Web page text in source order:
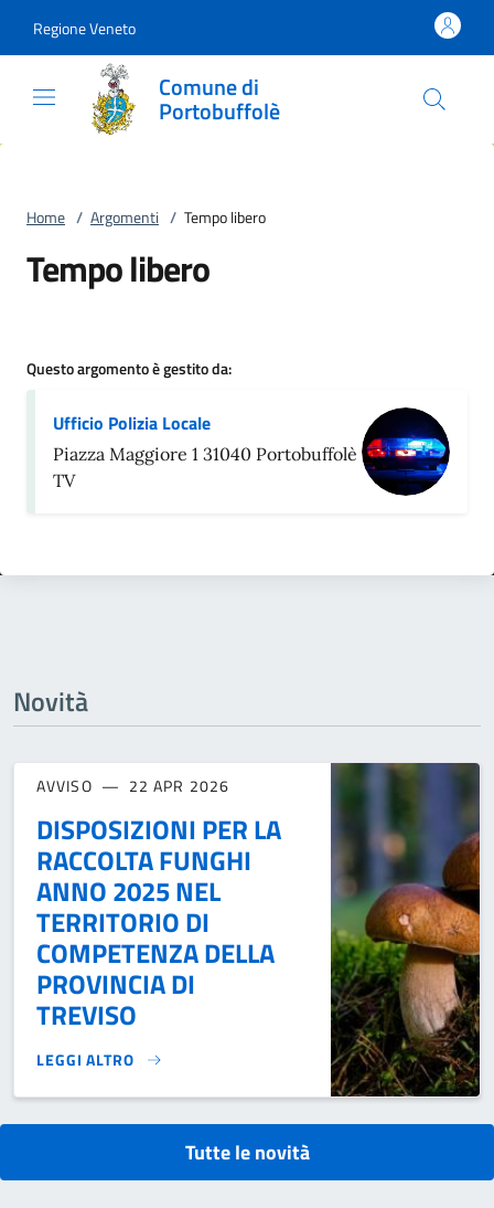
Regione Veneto
Comune di
Portobuffolè
Home / Argomenti / Tempo libero
Tempo libero
Questo argomento è gestito da:
Ufficio Polizia Locale
Piazza Maggiore 1 31040 Portobuffolè
TV
Novità
AVVISO 22 APR 2026
DISPOSIZIONI PER LA
RACCOLTA FUNGHI
ANNO 2025 NEL
TERRITORIO DI
COMPETENZA DELLA
PROVINCIA DI
TREVISO
LEGGI ALTRO
DISPOSIZIONI PER LA RACCOLTA FUNGHI ANNO 2025 NEL
Tutte le novità